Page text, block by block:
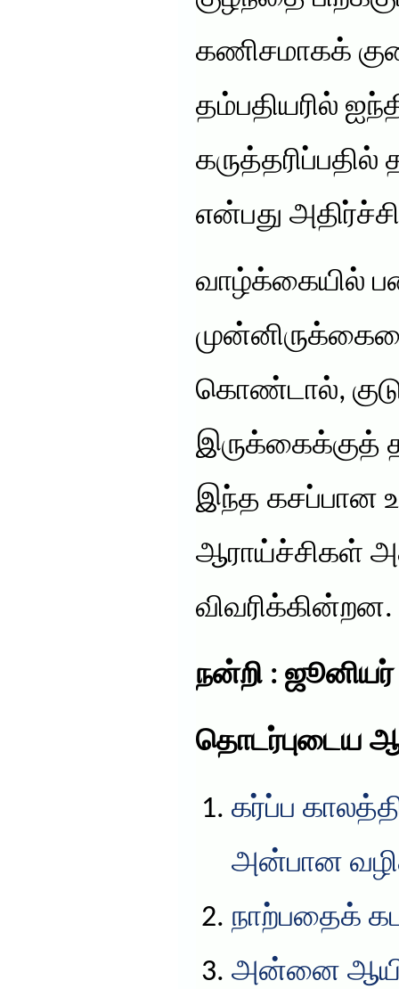
கணிசமாகக்
தம்பதியரில்
கருத்தரிப்பதில்
என்பது
வாழ்க்கையில்
கொண்டால்,
இருக்கைக்குத்
இந்த
ஆராய்ச்சிகள்
விவரிக்கின்றன.
நன்றி :
தொடர்புடைய
கர்ப்ப
அன்பான
நாற்பதைக்
அன்னை